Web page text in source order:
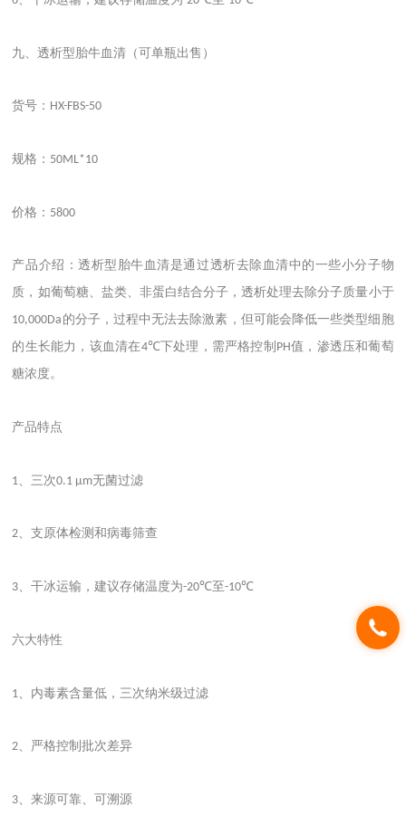
九、透析型胎牛血清（可单瓶出售）
货号： HX-FBS-50
规格： 50ML*10
价格： 5800
产品介绍：透析型胎牛血清是通过透析去除血清中的一些小分子物
质，如葡萄糖、盐类、非蛋白结合分子，透析处理去除分子质量小于
10,000Da 的分子，过程中无法去除激素，但可能会降低一些类型细胞
的生长能力，该血清在4℃下处理，需严格控制 PH值，渗透压和葡萄
糖浓度。
产品特点
1 、三次0.1 μm无菌过滤
2、支原体检测和病毒筛查
3、干冰运输，建议存储温度为-20℃至-10℃
六大特性
1 、内毒素含量低，三次纳米级过滤
2、严格控制批次差异
3 、来源可靠、可溯源